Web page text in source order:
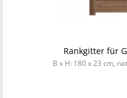
Rankgitter für
B x H: 180 x 23 cm,